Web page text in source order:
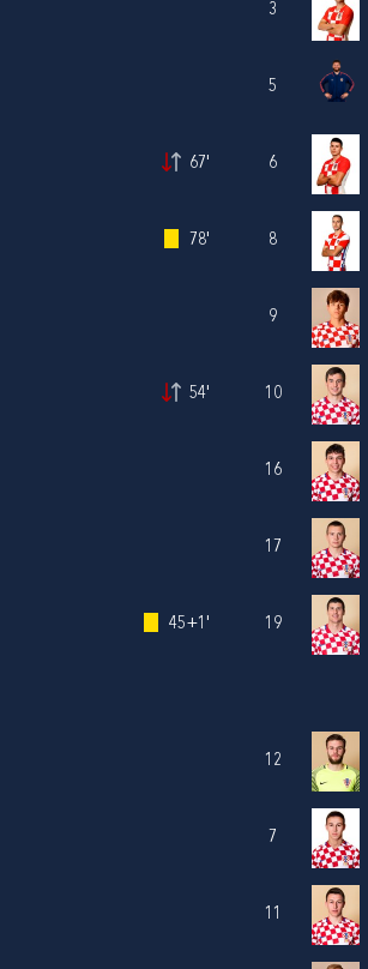
67'
78'
54'
45+1'
3
5
6
8
9
10
16
17
19
12
7
11